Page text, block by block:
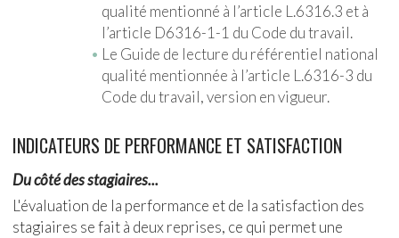
qualité mentionné à l’article L.6316.3 et à
l’article D6316-1-1 du Code du travail.
Le Guide de lecture du référentiel national
qualité mentionnée à l’article L.6316-3 du
Code du travail, version en vigueur.
INDICATEURS DE PERFORMANCE ET SATISFACTION
Du côté des stagiaires...
L'évaluation de la performance et de la satisfaction des
stagiaires se fait à deux reprises, ce qui permet une